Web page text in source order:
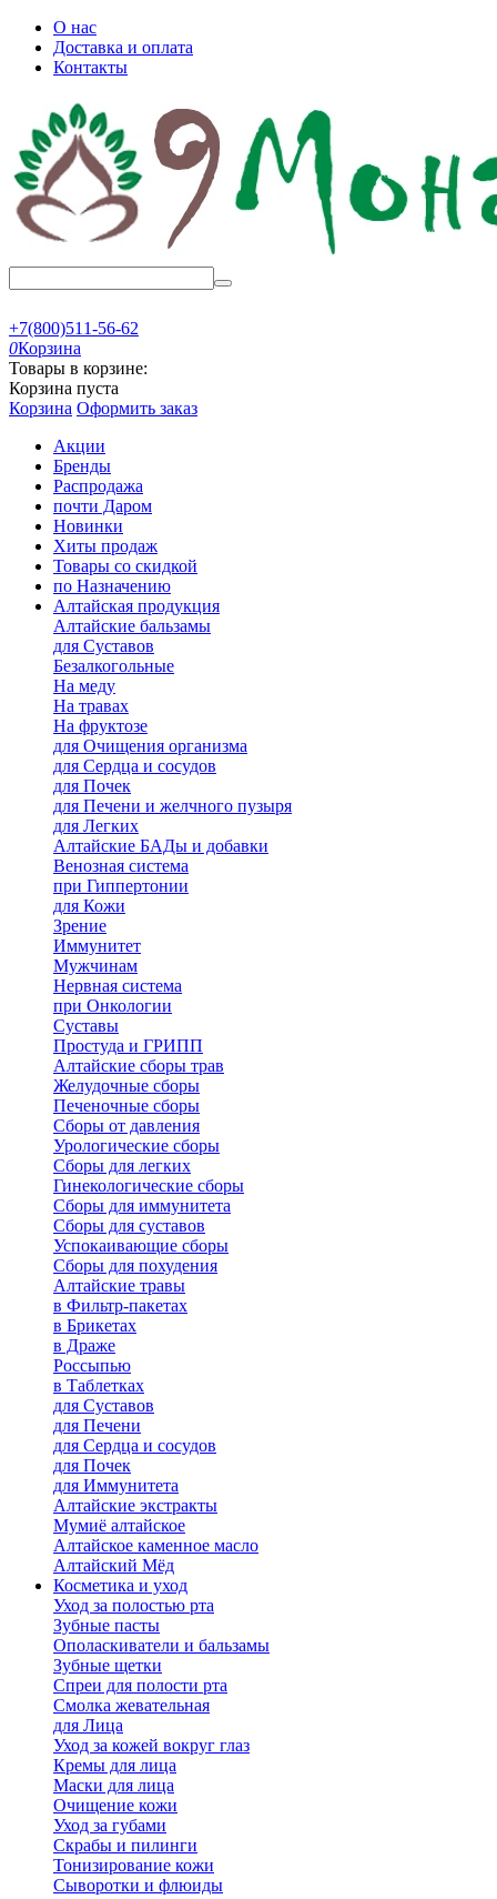
О нас
Доставка и оплата
Контакты
+7(800)511-56-62
0Корзина
Товары в корзине:
Корзина пуста
Корзина Оформить заказ
Акции
Бренды
Распродажа
почти Даром
Новинки
Хиты продаж
Товары со скидкой
по Назначению
Алтайская продукция
Алтайские бальзамы
для Суставов
Безалкогольные
На меду
На травах
На фруктозе
для Очищения организма
для Сердца и сосудов
для Почек
для Печени и желчного пузыря
для Легких
Алтайские БАДы и добавки
Венозная система
при Гиппертонии
для Кожи
Зрение
Иммунитет
Мужчинам
Нервная система
при Онкологии
Суставы
Простуда и ГРИПП
Алтайские сборы трав
Желудочные сборы
Печеночные сборы
Сборы от давления
Урологические сборы
Сборы для легких
Гинекологические сборы
Сборы для иммунитета
Сборы для суставов
Успокаивающие сборы
Сборы для похудения
Алтайские травы
в Фильтр-пакетах
в Брикетах
в Драже
Россыпью
в Таблетках
для Cуставов
для Печени
для Сердца и сосудов
для Почек
для Иммунитета
Алтайские экстракты
Мумиё алтайское
Алтайское каменное масло
Алтайский Мёд
Косметика и уход
Уход за полостью рта
Зубные пасты
Ополаскиватели и бальзамы
Зубные щетки
Спреи для полости рта
Смолка жевательная
для Лица
Уход за кожей вокруг глаз
Кремы для лица
Маски для лица
Очищение кожи
Уход за губами
Скрабы и пилинги
Тонизирование кожи
Сыворотки и флюиды